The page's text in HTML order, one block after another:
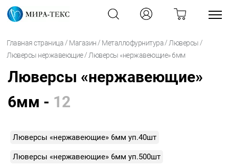
Главная страница / Магазин / Металлофурнитура / Люверсы /
Люверсы нержавеющие / Люверсы «нержавеющие» 6мм
Люверсы «нержавеющие»
6мм - 12
Люверсы «нержавеющие» 6мм уп.40шт
Люверсы «нержавеющие» 6мм уп.500шт